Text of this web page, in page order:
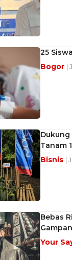
25
Bogor |
Dukung
Tanam
Bisnis |
Bebas
Your